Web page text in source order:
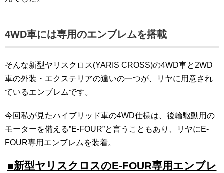
4WD車には専用のエンブレムを搭載
そんな新型ヤリスクロス(YARIS CROSS)の4WD車と2WD
車の外装・エクステリアの違いの一つが、リヤに用意され
ているエンブレムです。
今回私が見たハイブリッド車の4WD仕様は、後輪駆動用の
モーターを備える”E-FOUR”と言うこともあり、リヤにE-
FOUR専用エンブレムを装着。
■新型ヤリスクロスのE-FOUR専用エンブレ